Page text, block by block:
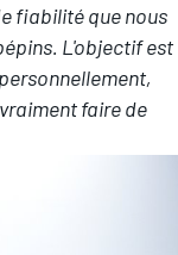
fiabilité que nous
L'objectif est
faire de